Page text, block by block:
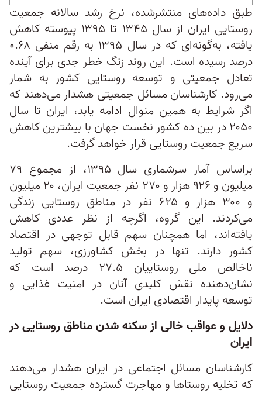
طبق داده‌های منتشرشده، نرخ رشد سالانه جمعیت
روستایی ایران از سال ۱۳۴۵ تا ۱۳۹۵ پیوسته کاهش
یافته، به‌گونه‌ای که در سال ۱۳۹۵ به رقم منفی ۰.۶۸
درصد رسیده است. این روند زنگ خطر جدی برای آینده
تعادل جمعیتی و توسعه روستایی کشور به شمار
می‌رود. کارشناسان مسائل جمعیتی هشدار می‌دهند که
اگر شرایط به همین منوال ادامه یابد، ایران تا سال
۲۰۵۰ در بین ده کشور نخست جهان با بیشترین کاهش
سریع جمعیت روستایی قرار خواهد گرفت.
براساس آمار سرشماری سال ۱۳۹۵، از مجموع ۷۹
میلیون و ۹۲۶ هزار و ۲۷۰ نفر جمعیت ایران، ۲۰ میلیون
و ۳۰۰ هزار و ۶۲۵ نفر در مناطق روستایی زندگی
می‌کردند. این گروه، اگرچه از نظر عددی کاهش
یافته‌اند، اما همچنان سهم قابل توجهی در اقتصاد
کشور دارند. تنها در بخش کشاورزی، سهم تولید
ناخالص ملی روستاییان ۲۷.۵ درصد است که
نشان‌دهنده نقش کلیدی آنان در امنیت غذایی و
توسعه پایدار اقتصادی ایران است.
دلایل و عواقب خالی از سکنه شدن مناطق روستایی در
ایران
کارشناسان مسائل اجتماعی در ایران هشدار می‌دهند
که تخلیه روستاها و مهاجرت گسترده جمعیت روستایی